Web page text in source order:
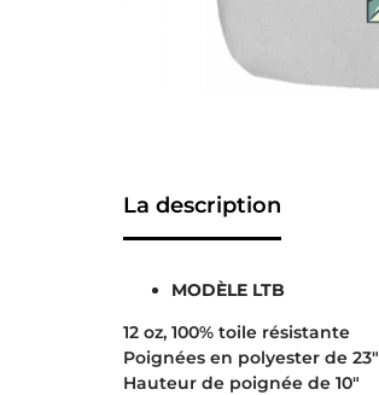
La description
MODÈLE LTB
12 oz, 100% toile résistante
Poignées en polyester de 23″
Hauteur de poignée de 10″